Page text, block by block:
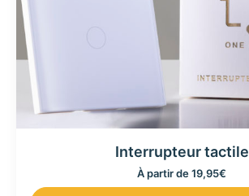
Interrupteur tactile
À partir de19,95€